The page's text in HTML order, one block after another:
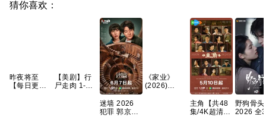
猜你喜欢：
昨夜将至
【每日更新
【美剧】行
尸走肉 1-11
迷墙 2026
犯罪 郭京飞
《家业‎》
(2026)
主角【共48
集/4K超清
野狗骨头
2026 全